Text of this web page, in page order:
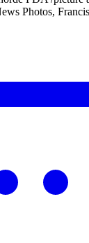
Photos,